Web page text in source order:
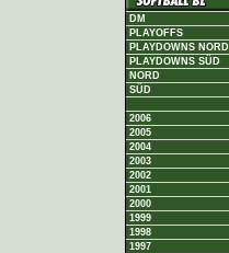
DM
PLAYOFFS
PLAYDOWNS NORD
PLAYDOWNS SÜD
NORD
SÜD
2006
2005
2004
2003
2002
2001
2000
1999
1998
1997